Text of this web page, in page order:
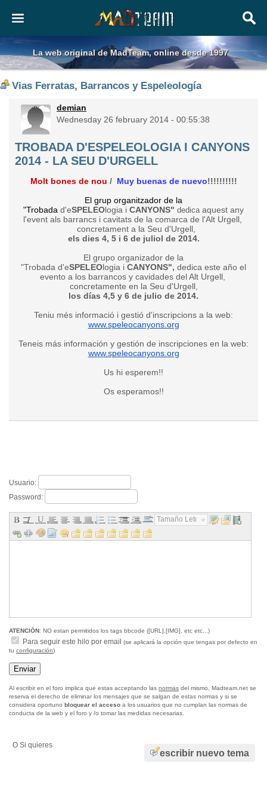
La web original de MadTeam, online desde 1997
Vias Ferratas, Barrancos y Espeleología
demian
Wednesday 26 february 2014 - 00:55:38
TROBADA D'ESPELEOLOGIA I CANYONS
2014 - LA SEU D'URGELL
Molt bones de nou / Muy buenas de nuevo!!!!!!!!!!
El grup organitzador de la
"Trobada d'eSPELEOlogia i CANYONS" dedica aquest any
l'event als barrancs i cavitats de la comarca de l'Alt Urgell,
concretament a la Seu d'Urgell,
els dies 4, 5 i 6 de juliol de 2014.
El grupo organizador de la
"Trobada d'eSPELEOlogia i CANYONS", dedica este año el
evento a los barrancos y cavidades del Alt Urgell,
concretamente en la Seu d'Urgell,
los días 4,5 y 6 de julio de 2014.
Teniu més informació i gestió d'inscripcions a la web:
www.speleocanyons.org
Teneis más información y gestión de inscripciones en la web:
www.speleocanyons.org
Us hi esperem!!
Os esperamos!!
Usuario:
Password:
Tamaño Letra...
ATENCIÓN: NO estan permitidos los tags bbcode ([URL],[IMG], etc etc...)
Para seguir este hilo por email
(se aplicará la opción que tengas por defecto en
tu configuración)
Al escribir en el foro implica que estas acceptando las normas del mismo, Madteam.net se
reserva el derecho de eliminar los mensajes que se salgan de estas normas y si se
considera oportuno bloquear el acceso a los usuarios que no cumplan las normas de
conducta de la web y el foro y /o tomar las medidas necesarias.
escribir nuevo tema
O Si quieres